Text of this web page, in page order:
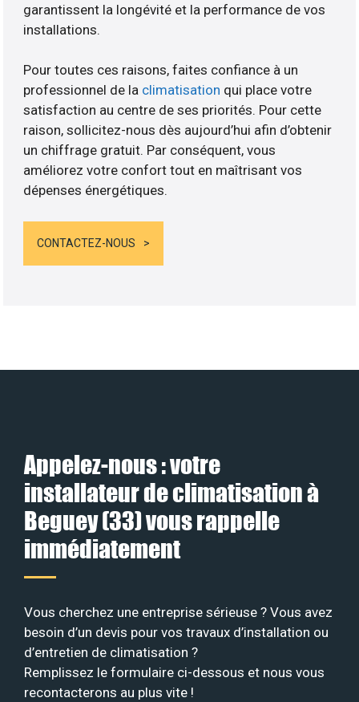
garantissent la longévité et la performance de vos
installations.
Pour toutes ces raisons, faites confiance à un
professionnel de la climatisation qui place votre
satisfaction au centre de ses priorités. Pour cette
raison, sollicitez-nous dès aujourd’hui afin d’obtenir
un chiffrage gratuit. Par conséquent, vous
améliorez votre confort tout en maîtrisant vos
dépenses énergétiques.
CONTACTEZ-NOUS
Appelez-nous : votre
installateur de climatisation à
Beguey (33) vous rappelle
immédiatement
Vous cherchez une entreprise sérieuse ? Vous avez
besoin d’un devis pour vos travaux d’installation ou
d’entretien de climatisation ?
Remplissez le formulaire ci-dessous et nous vous
recontacterons au plus vite !